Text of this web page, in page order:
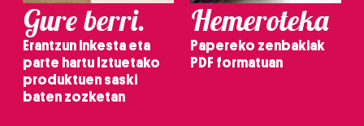
Gure berri.
Erantzun inkesta eta
parte hartu Iztuetako
produktuen saski
baten zozketan
Hemeroteka
Papereko zenbakiak
PDF formatuan